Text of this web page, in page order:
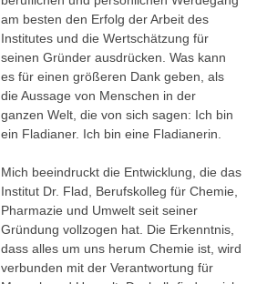
am besten den Erfolg der Arbeit des
Institutes und die Wertschätzung für
seinen Gründer ausdrücken. Was kann
es für einen größeren Dank geben, als
die Aussage von Menschen in der
ganzen Welt, die von sich sagen: Ich bin
ein Fladianer. Ich bin eine Fladianerin.
Mich beeindruckt die Entwicklung, die das
Institut Dr. Flad, Berufskolleg für Chemie,
Pharmazie und Umwelt seit seiner
Gründung vollzogen hat. Die Erkenntnis,
dass alles um uns herum Chemie ist, wird
verbunden mit der Verantwortung für